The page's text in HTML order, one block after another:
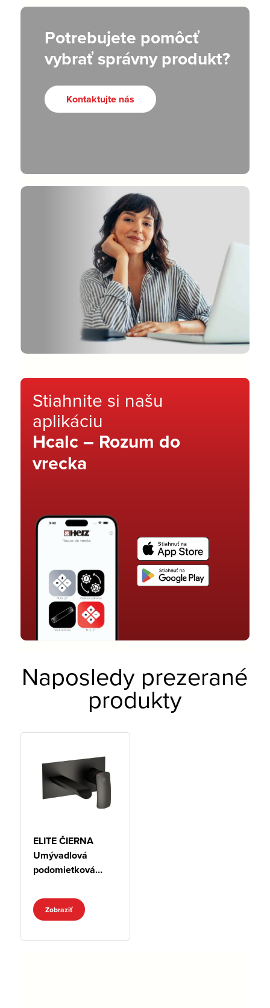
Potrebujete pomôcť
vybrať správny produkt?
Kontaktujte nás
Stiahnite si našu
aplikáciu
Hcalc – Rozum do
vrecka
Naposledy prezerané
produkty
ELITE ČIERNA
Umývadlová
podomietková
Zobraziť